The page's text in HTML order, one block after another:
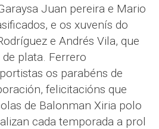
Juan pereira e Mario
e os xuvenís do
e Andrés Vila, que
plata. Ferrero
os parabéns de
felicitacións que
de Balonman Xiria polo
cada temporada a prol